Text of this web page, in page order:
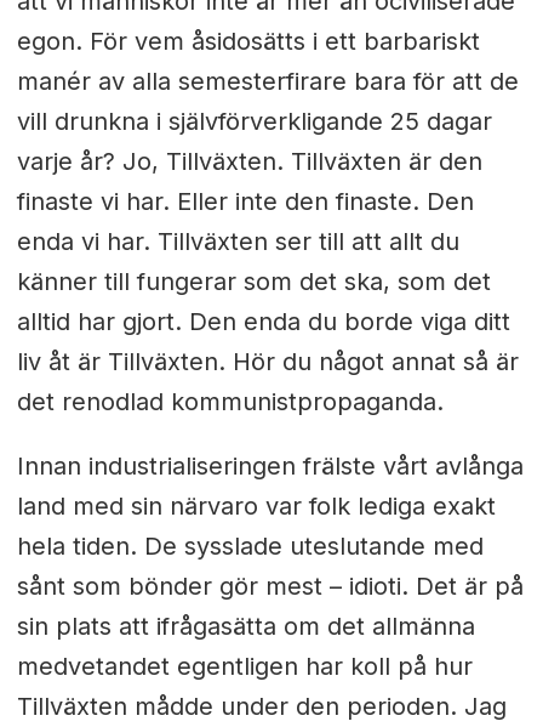
egon. För vem åsidosätts i ett barbariskt
manér av alla semesterfirare bara för att de
vill drunkna i självförverkligande 25 dagar
varje år? Jo, Tillväxten. Tillväxten är den
finaste vi har. Eller inte den finaste. Den
enda vi har. Tillväxten ser till att allt du
känner till fungerar som det ska, som det
alltid har gjort. Den enda du borde viga ditt
liv åt är Tillväxten. Hör du något annat så är
det renodlad kommunistpropaganda.
Innan industrialiseringen frälste vårt avlånga
land med sin närvaro var folk lediga exakt
hela tiden. De sysslade uteslutande med
sånt som bönder gör mest – idioti. Det är på
sin plats att ifrågasätta om det allmänna
medvetandet egentligen har koll på hur
Tillväxten mådde under den perioden. Jag